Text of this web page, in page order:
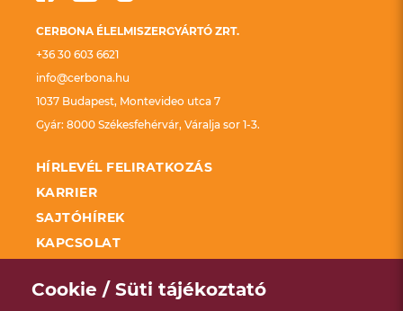
CERBONA ÉLELMISZERGYÁRTÓ ZRT.
+36 30 603 6621
info@cerbona.hu
1037 Budapest, Montevideo utca 7
Gyár: 8000 Székesfehérvár, Váralja sor 1-3.
HÍRLEVÉL FELIRATKOZÁS
KARRIER
SAJTÓHÍREK
KAPCSOLAT
TÁMOGATÁSA KAP
Cookie / Süti tájékoztató